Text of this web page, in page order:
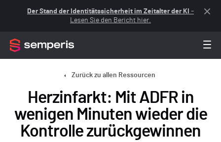
Der Stand der Identitätssicherheit im Zeitalter der KI –
Lesen Sie den Bericht hier.
Zurück zu allen Ressourcen
Herzinfarkt: Mit ADFR in
wenigen Minuten wieder die
Kontrolle zurückgewinnen